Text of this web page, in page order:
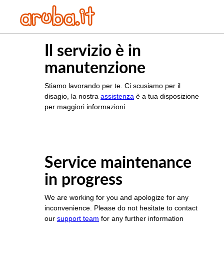
Il servizio è in
manutenzione
Stiamo lavorando per te. Ci scusiamo per il
disagio, la nostra assistenza è a tua disposizione
per maggiori informazioni
Service maintenance
in progress
We are working for you and apologize for any
inconvenience. Please do not hesitate to contact
our support team for any further information